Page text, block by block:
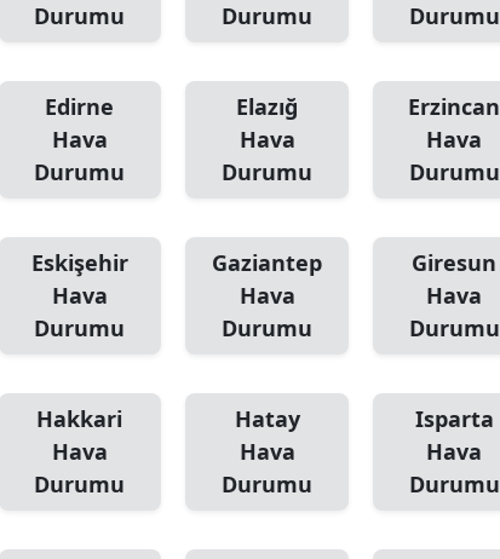
Durumu
Durumu
Durumu
Edirne
Hava
Durumu
Elazığ
Hava
Durumu
Erzincan
Hava
Durumu
Eskişehir
Hava
Durumu
Gaziantep
Hava
Durumu
Giresun
Hava
Durumu
Hakkari
Hava
Durumu
Hatay
Hava
Durumu
Isparta
Hava
Durumu